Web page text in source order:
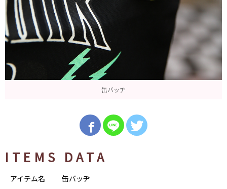
缶バッヂ
ITEMS DATA
アイテム名 缶バッヂ